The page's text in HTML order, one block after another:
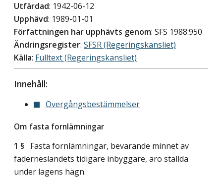
Utfärdad: 1942-06-12
Upphävd: 1989-01-01
Författningen har upphävts genom: SFS 1988:950
Ändringsregister: SFSR (Regeringskansliet)
Källa: Fulltext (Regeringskansliet)
Innehåll:
Övergångsbestämmelser
Om fasta fornlämningar
1 § Fasta fornlämningar, bevarande minnet av
fäderneslandets tidigare inbyggare, äro ställda
under lagens hägn.